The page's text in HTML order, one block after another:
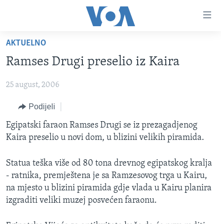
glavni
sadržaj
na
navigaciju
Idi
na
FOTOGRAFIJE DANA
VIJESTI
SJEDINJENE AMERIČKE DRŽAVE
BOSNA I HERCEGOVINA
SVIJET
NAUKA I TEHNOLOGIJA
SPECIJALNI PROJEKTI
KORUPCIJA
SLOBODA MEDIJA
ŽENSKA STRANA
AKTUELNO
Ramses Drugi preselio iz Kaira
25 august, 2006
Podijeli
Egipatski faraon Ramses Drugi se iz prezagadjenog
Kaira preselio u novi dom, u blizini velikih piramida.
Statua teška više od 80 tona drevnog egipatskog kralja
- ratnika, premještena je sa Ramzesovog trga u Kairu,
na mjesto u blizini piramida gdje vlada u Kairu planira
izgraditi veliki muzej posvećen faraonu.